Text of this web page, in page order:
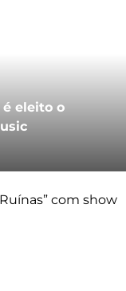
eleito o